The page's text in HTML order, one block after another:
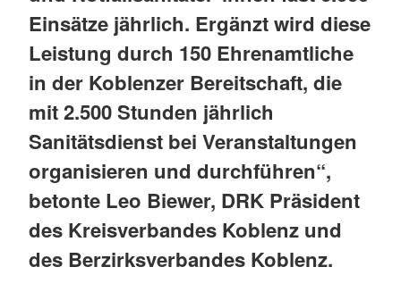
Einsätze jährlich. Ergänzt wird diese
Leistung durch 150 Ehrenamtliche
in der Koblenzer Bereitschaft, die
mit 2.500 Stunden jährlich
Sanitätsdienst bei Veranstaltungen
organisieren und durchführen“,
betonte Leo Biewer, DRK Präsident
des Kreisverbandes Koblenz und
des Berzirksverbandes Koblenz.